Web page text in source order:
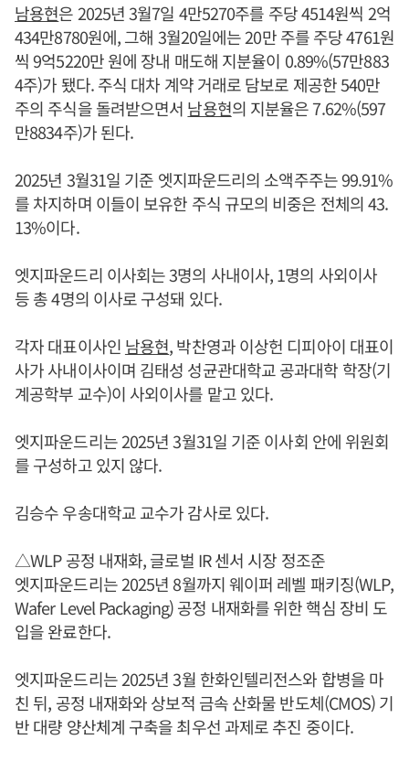
남용현은 2025년 3월7일 4만5270주를 주당 4514원씩 2억
434만8780원에, 그해 3월20일에는 20만 주를 주당 4761원
씩 9억5220만 원에 장내 매도해 지분율이 0.89%(57만883
4주)가 됐다. 주식 대차 계약 거래로 담보로 제공한 540만
주의 주식을 돌려받으면서 남용현의 지분율은 7.62%(597
만8834주)가 된다.
2025년 3월31일 기준 엣지파운드리의 소액주주는 99.91%
를 차지하며 이들이 보유한 주식 규모의 비중은 전체의 43.
13%이다.
엣지파운드리 이사회는 3명의 사내이사, 1명의 사외이사
등 총 4명의 이사로 구성돼 있다.
각자 대표이사인 남용현, 박찬영과 이상헌 디피아이 대표이
사가 사내이사이며 김태성 성균관대학교 공과대학 학장(기
계공학부 교수)이 사외이사를 맡고 있다.
엣지파운드리는 2025년 3월31일 기준 이사회 안에 위원회
를 구성하고 있지 않다.
김승수 우송대학교 교수가 감사로 있다.
△WLP 공정 내재화, 글로벌 IR 센서 시장 정조준
엣지파운드리는 2025년 8월까지 웨이퍼 레벨 패키징(WLP,
Wafer Level Packaging) 공정 내재화를 위한 핵심 장비 도
입을 완료한다.
엣지파운드리는 2025년 3월 한화인텔리전스와 합병을 마
친 뒤, 공정 내재화와 상보적 금속 산화물 반도체(CMOS) 기
반 대량 양산체계 구축을 최우선 과제로 추진 중이다.